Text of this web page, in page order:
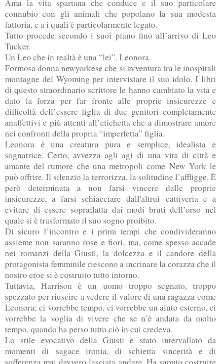
Ama la vita spartana che conduce e il suo particolare
connubio con gli animali che popolano la sua modesta
fattoria, e a i quali è particolarmente legato.
Tutto procede secondo i suoi piano fino all’arrivo di Leo
Tucker.
Un Leo che in realtà è una “lei”. Leonora.
Formosa donna newyorkese che si avventura tra le inospitali
montagne del Wyoming per intervistare il suo idolo. I libri
di questo straordinario scrittore le hanno cambiato la vita e
dato la forza per far fronte alle proprie insicurezze e
difficoltà dell’essere figlia di due genitori completamente
anaffettivi e più attenti all’etichetta che a dimostrare amore
nei confronti della propria “imperfetta” figlia.
Leonora è una creatura pura e semplice, idealista e
sognatrice. Certo, avvezza agli agi di una vita di città e
amante del rumore che una metropoli come New York le
può offrire. Il silenzio la terrorizza, la solitudine l’affligge. È
però determinata a non farsi vincere dalle proprie
insicurezze, a farsi schiacciare dall'altrui cattiveria e a
evitare di essere sopraffatta dai modi bruti dell’orso nel
quale si è trasformato il suo sogno proibito.
Di sicuro l’incontro e i primi tempi che condivideranno
assieme non saranno rose e fiori, ma, come spesso accade
nei romanzi della Giusti, la dolcezza e il candore della
protagonista femminile riescono a incrinare la corazza che il
nostro eroe si è costruito tutto intorno.
Tuttavia, Harrison è un uomo troppo segnato, troppo
spezzato per riuscire a vedere il valore di una ragazza come
Leonora; ci vorrebbe tempo, ci vorrebbe un aiuto esterno, ci
vorrebbe la voglia di vivere che se n’è andata da molto
tempo, quando ha perso tutto ciò in cui credeva.
Lo stile evocativo della Giusti è stato intervallato da
momenti di sagace ironia, di schietta sincerità e di